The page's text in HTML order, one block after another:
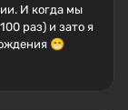
И когда мы
раз) и зато я
😁